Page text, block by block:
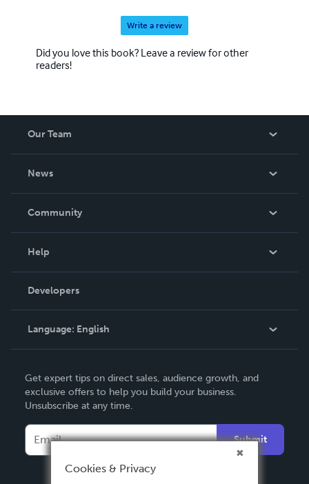
Write a review
Did you love this book? Leave a review for other
readers!
Our Team
News
In The News
Community
Podcast
Help
Order Lookup
Knowledge Base
Contact Support
Developers
Language: English
Deutsch
Français
Italiano
Español
Get expert tips on direct sales, audience growth, and
exclusive offers to help you build your business.
Unsubscribe at any time.
Submit
Cookies & Privacy